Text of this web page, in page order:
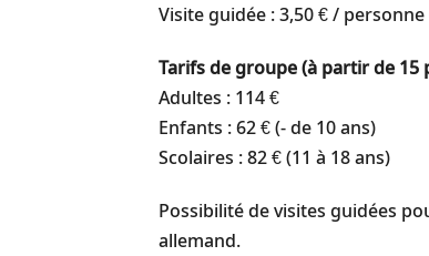
Visite guidée : 3,50 € /
Tarifs de groupe (à partir de 15
Adultes : 114 €
Enfants : 62 € (- de 10 ans)
Scolaires : 82 € (11 à 18 ans)
Possibilité de visites guidées
allemand.